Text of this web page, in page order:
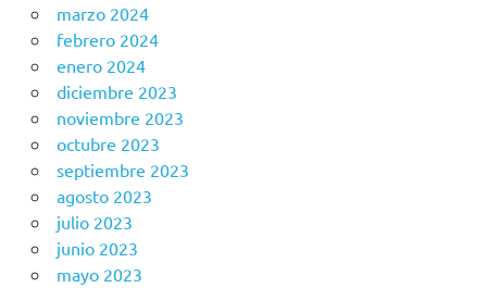
marzo 2024
febrero 2024
enero 2024
diciembre 2023
noviembre 2023
octubre 2023
septiembre 2023
agosto 2023
julio 2023
junio 2023
mayo 2023